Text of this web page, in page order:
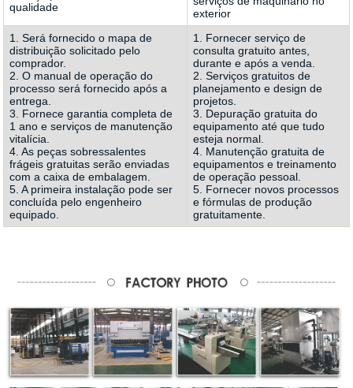
qualidade
exterior
1. Será fornecido o mapa de
distribuição solicitado pelo
comprador.
2. O manual de operação do
processo será fornecido após a
entrega.
3. Fornece garantia completa de
1 ano e serviços de manutenção
vitalícia.
4. As peças sobressalentes
frágeis gratuitas serão enviadas
com a caixa de embalagem.
5. A primeira instalação pode ser
concluída pelo engenheiro
equipado.
1. Fornecer serviço de
consulta gratuito antes,
durante e após a venda.
2. Serviços gratuitos de
planejamento e design de
projetos.
3. Depuração gratuita do
equipamento até que tudo
esteja normal.
4. Manutenção gratuita de
equipamentos e treinamento
de operação pessoal.
5. Fornecer novos processos
e fórmulas de produção
gratuitamente.